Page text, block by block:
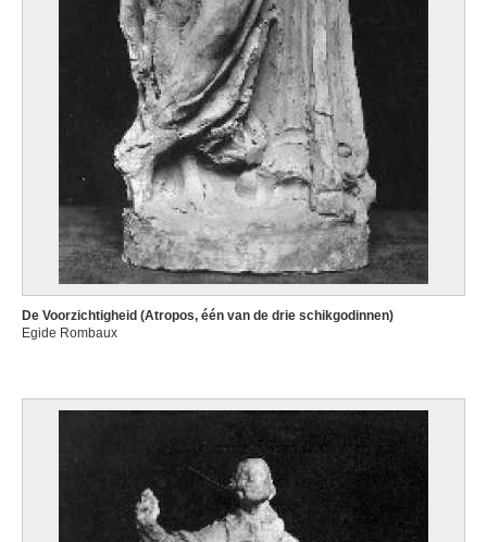
De Voorzichtigheid (Atropos, één van de drie schikgodinnen)
Egide Rombaux